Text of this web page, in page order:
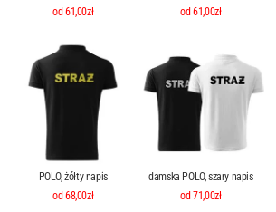
od 61,00zł
od 61,00zł
POLO, żółty napis
od 68,00zł
damska POLO, szary napis
od 71,00zł